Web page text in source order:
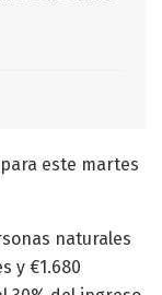
este martes
naturales
y €1.680